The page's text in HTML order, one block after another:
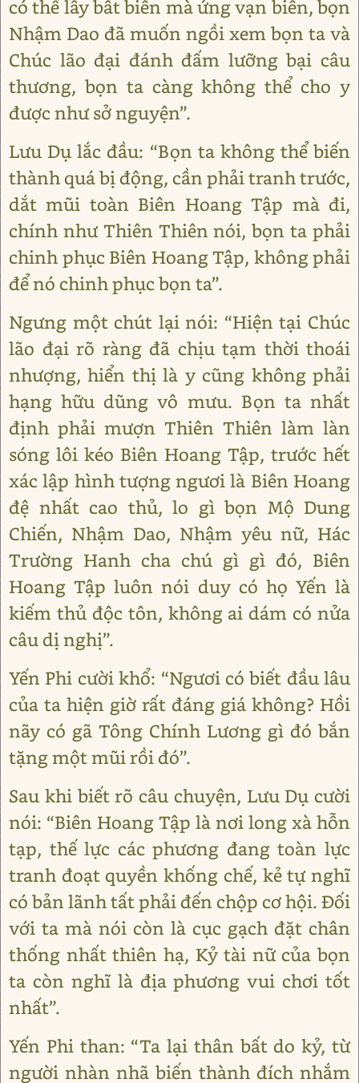
có thể lấy bất biến mà ứng vạn biến, bọn
Nhậm Dao đã muốn ngồi xem bọn ta và
Chúc lão đại đánh đấm lưỡng bại câu
thương, bọn ta càng không thể cho y
được như sở nguyện”.
Lưu Dụ lắc đầu: “Bọn ta không thể biến
thành quá bị động, cần phải tranh trước,
dắt mũi toàn Biên Hoang Tập mà đi,
chính như Thiên Thiên nói, bọn ta phải
chinh phục Biên Hoang Tập, không phải
để nó chinh phục bọn ta”.
Ngưng một chút lại nói: “Hiện tại Chúc
lão đại rõ ràng đã chịu tạm thời thoái
nhượng, hiển thị là y cũng không phải
hạng hữu dũng vô mưu. Bọn ta nhất
định phải mượn Thiên Thiên làm làn
sóng lôi kéo Biên Hoang Tập, trước hết
xác lập hình tượng ngươi là Biên Hoang
đệ nhất cao thủ, lo gì bọn Mộ Dung
Chiến, Nhậm Dao, Nhậm yêu nữ, Hác
Trường Hanh cha chú gì gì đó, Biên
Hoang Tập luôn nói duy có họ Yến là
kiếm thủ độc tôn, không ai dám có nửa
câu dị nghị”.
Yến Phi cười khổ: “Ngươi có biết đầu lâu
của ta hiện giờ rất đáng giá không? Hồi
nãy có gã Tông Chính Lương gì đó bắn
tặng một mũi rồi đó”.
Sau khi biết rõ câu chuyện, Lưu Dụ cười
nói: “Biên Hoang Tập là nơi long xà hỗn
tạp, thế lực các phương đang toàn lực
tranh đoạt quyền khống chế, kẻ tự nghĩ
có bản lãnh tất phải đến chộp cơ hội. Đối
với ta mà nói còn là cục gạch đặt chân
thống nhất thiên hạ, Kỷ tài nữ của bọn
ta còn nghĩ là địa phương vui chơi tốt
nhất”.
Yến Phi than: “Ta lại thân bất do kỷ, từ
người nhàn nhã biến thành đích nhắm